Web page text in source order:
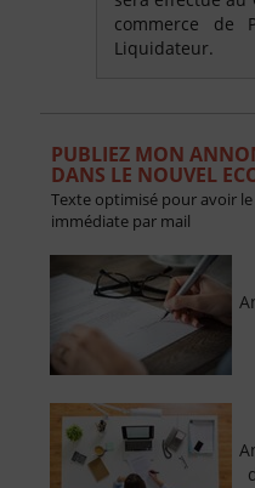
commerce de
Liquidateur.
PUBLIEZ MON
DANS LE NOUVEL
Texte optimisé pour avoir
immédiate par mail